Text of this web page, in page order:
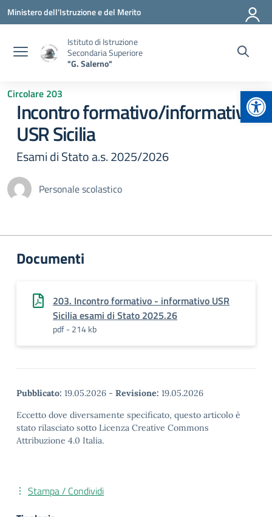
Vai ai contenuti
Vai al menu di navigazione
Vai al footer
Ministero dell'Istruzione e del Merito
Istituto di Istruzione
Secondaria Superiore
"G. Salerno"
Circolare 203
Incontro formativo/informativo
USR Sicilia
Esami di Stato a.s. 2025/2026
Personale scolastico
Documenti
203. Incontro formativo - informativo USR
Sicilia esami di Stato 2025.26
pdf - 214 kb
Pubblicato: 19.05.2026 - Revisione: 19.05.2026
Eccetto dove diversamente specificato, questo articolo è
stato rilasciato sotto Licenza Creative Commons
Attribuzione 4.0 Italia.
Stampa / Condividi